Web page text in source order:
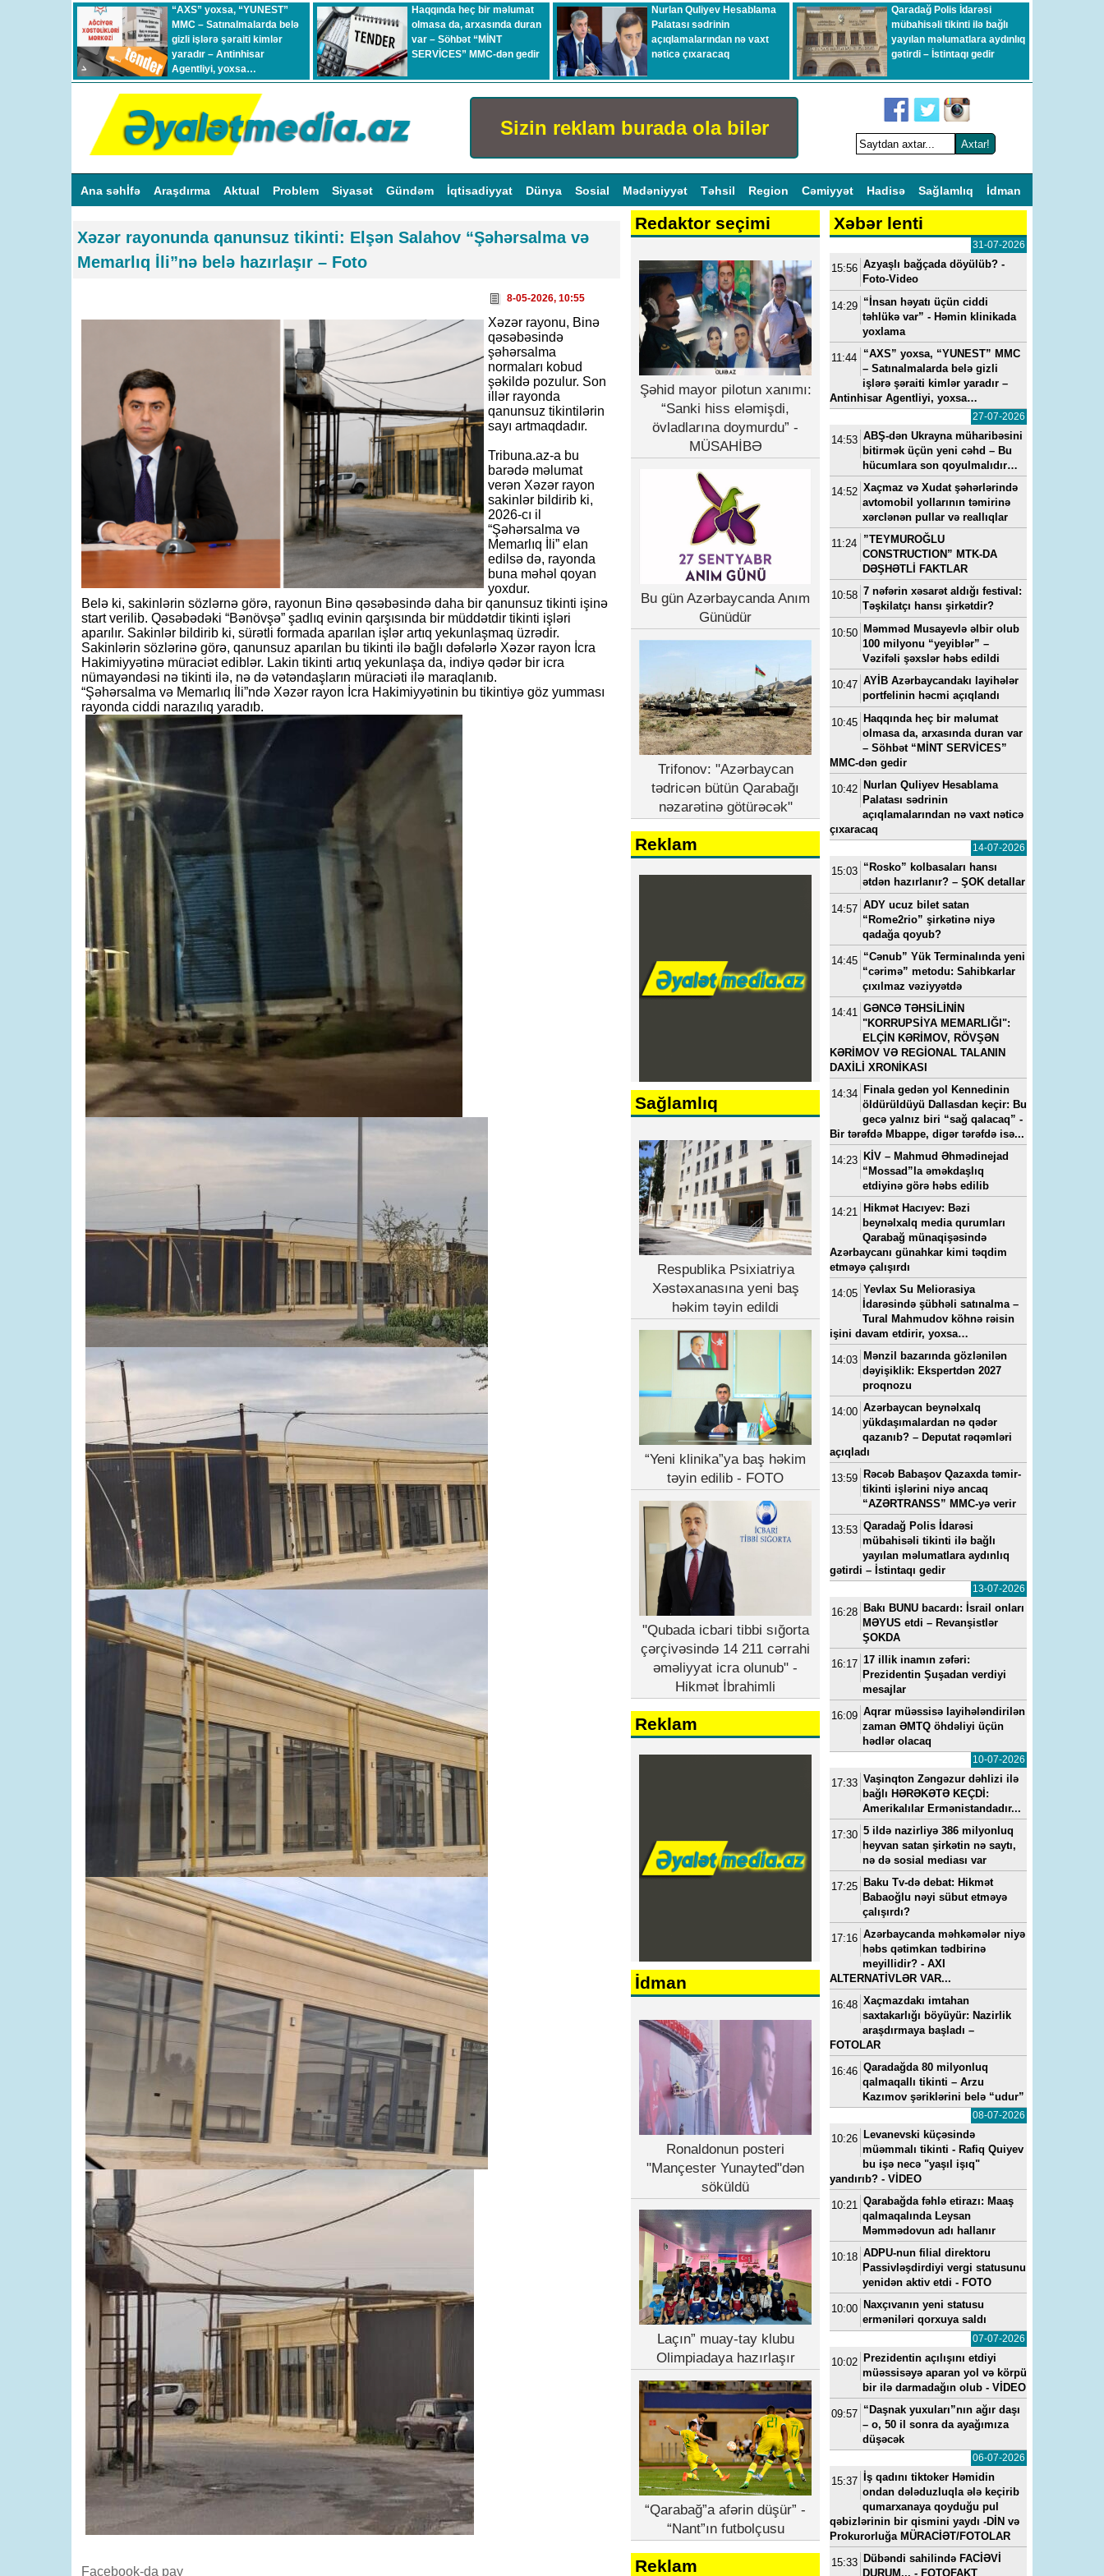
“AXS” yoxsa, “YUNEST”
MMC – Satınalmalarda belə
gizli işlərə şəraiti kimlər
yaradır – Antinhisar
Agentliyi, yoxsa…
Haqqında heç bir məlumat
olmasa da, arxasında duran
var – Söhbət “MİNT
SERVİCES” MMC-dən gedir
Nurlan Quliyev Hesablama
Palatası sədrinin
açıqlamalarından nə vaxt
nəticə çıxaracaq
Qaradağ Polis İdarəsi
mübahisəli tikinti ilə bağlı
yayılan məlumatlara aydınlıq
gətirdi – İstintaqı gedir
Sizin reklam burada ola bilər
Ana səhİfə Araşdırma Aktual Problem Siyasət Gündəm İqtisadiyyat Dünya Sosial Mədəniyyət Təhsil Region Cəmiyyət Hadisə Sağlamlıq İdman
Xəzər rayonunda qanunsuz tikinti: Elşən Salahov “Şəhərsalma və
Memarlıq İli”nə belə hazırlaşır – Foto
8-05-2026, 10:55
Xəzər rayonu, Binə
qəsəbəsində
şəhərsalma
normaları kobud
şəkildə pozulur. Son
illər rayonda
qanunsuz tikintilərin
sayı artmaqdadır.
Tribuna.az-a bu
barədə məlumat
verən Xəzər rayon
sakinlər bildirib ki,
2026-cı il
“Şəhərsalma və
Memarlıq İli” elan
edilsə də, rayonda
buna məhəl qoyan
yoxdur.
Belə ki, sakinlərin sözlərnə görə, rayonun Binə qəsəbəsində daha bir qanunsuz tikinti işinə
start verilib. Qəsəbədəki “Bənövşə” şadlıq evinin qarşısında bir müddətdir tikinti işləri
aparılır. Sakinlər bildirib ki, sürətli formada aparılan işlər artıq yekunlaşmaq üzrədir.
Sakinlərin sözlərinə görə, qanunsuz aparılan bu tikinti ilə bağlı dəfələrlə Xəzər rayon İcra
Hakimiyyətinə müraciət ediblər. Lakin tikinti artıq yekunlaşa da, indiyə qədər bir icra
nümayəndəsi nə tikinti ilə, nə də vətəndaşların müraciəti ilə maraqlanıb.
“Şəhərsalma və Memarlıq İli”ndə Xəzər rayon İcra Hakimiyyətinin bu tikintiyə göz yumması
rayonda ciddi narazılıq yaradıb.
Facebook-da pay
Redaktor seçimi
Şəhid mayor pilotun xanımı:
“Sanki hiss eləmişdi,
övladlarına doymurdu” -
MÜSAHİBƏ
Bu gün Azərbaycanda Anım
Günüdür
Trifonov: "Azərbaycan
tədricən bütün Qarabağı
nəzarətinə götürəcək"
Reklam
Sağlamlıq
Respublika Psixiatriya
Xəstəxanasına yeni baş
həkim təyin edildi
“Yeni klinika”ya baş həkim
təyin edilib - FOTO
"Qubada icbari tibbi sığorta
çərçivəsində 14 211 cərrahi
əməliyyat icra olunub" -
Hikmət İbrahimli
Reklam
İdman
Ronaldonun posteri
"Mançester Yunayted"dən
söküldü
Laçın” muay-tay klubu
Olimpiadaya hazırlaşır
“Qarabağ”a afərin düşür” -
“Nant”ın futbolçusu
Reklam
Xəbər lenti
31-07-2026
15:56 Azyaşlı bağçada döyülüb? -
Foto-Video
14:29 “İnsan həyatı üçün ciddi
təhlükə var” - Həmin klinikada
yoxlama
11:44 “AXS” yoxsa, “YUNEST” MMC
– Satınalmalarda belə gizli
işlərə şəraiti kimlər yaradır –
Antinhisar Agentliyi, yoxsa…
27-07-2026
14:53 ABŞ-dən Ukrayna müharibəsini
bitirmək üçün yeni cəhd – Bu
hücumlara son qoyulmalıdır…
14:52 Xaçmaz və Xudat şəhərlərində
avtomobil yollarının təmirinə
xərclənən pullar və reallıqlar
11:24 ”TEYMUROĞLU
CONSTRUCTION” MTK-DA
DƏŞHƏTLİ FAKTLAR
10:58 7 nəfərin xəsarət aldığı festival:
Təşkilatçı hansı şirkətdir?
10:50 Məmməd Musayevlə əlbir olub
100 milyonu “yeyiblər” –
Vəzifəli şəxslər həbs edildi
10:47 AYİB Azərbaycandakı layihələr
portfelinin həcmi açıqlandı
10:45 Haqqında heç bir məlumat
olmasa da, arxasında duran var
– Söhbət “MİNT SERVİCES”
MMC-dən gedir
10:42 Nurlan Quliyev Hesablama
Palatası sədrinin
açıqlamalarından nə vaxt nəticə
çıxaracaq
14-07-2026
15:03 “Rosko” kolbasaları hansı
ətdən hazırlanır? – ŞOK detallar
14:57 ADY ucuz bilet satan
“Rome2rio” şirkətinə niyə
qadağa qoyub?
14:45 “Cənub” Yük Terminalında yeni
“cərimə” metodu: Sahibkarlar
çıxılmaz vəziyyətdə
14:41 GƏNCƏ TƏHSİLİNİN
"KORRUPSİYA MEMARLIĞI":
ELÇİN KƏRİMOV, RÖVŞƏN
KƏRİMOV VƏ REGİONAL TALANIN
DAXİLİ XRONİKASI
14:34 Finala gedən yol Kennedinin
öldürüldüyü Dallasdan keçir: Bu
gecə yalnız biri “sağ qalacaq” -
Bir tərəfdə Mbappe, digər tərəfdə isə...
14:23 KİV – Mahmud Əhmədinejad
“Mossad”la əməkdaşlıq
etdiyinə görə həbs edilib
14:21 Hikmət Hacıyev: Bəzi
beynəlxalq media qurumları
Qarabağ münaqişəsində
Azərbaycanı günahkar kimi təqdim
etməyə çalışırdı
14:05 Yevlax Su Meliorasiya
İdarəsində şübhəli satınalma –
Tural Mahmudov köhnə rəisin
işini davam etdirir, yoxsa…
14:03 Mənzil bazarında gözlənilən
dəyişiklik: Ekspertdən 2027
proqnozu
14:00 Azərbaycan beynəlxalq
yükdaşımalardan nə qədər
qazanıb? – Deputat rəqəmləri
açıqladı
13:59 Rəcəb Babaşov Qazaxda təmir-
tikinti işlərini niyə ancaq
“AZƏRTRANSS” MMC-yə verir
13:53 Qaradağ Polis İdarəsi
mübahisəli tikinti ilə bağlı
yayılan məlumatlara aydınlıq
gətirdi – İstintaqı gedir
13-07-2026
16:28 Bakı BUNU bacardı: İsrail onları
MƏYUS etdi – Revanşistlər
ŞOKDA
16:17 17 illik inamın zəfəri:
Prezidentin Şuşadan verdiyi
mesajlar
16:09 Aqrar müəssisə layihələndirilən
zaman ƏMTQ öhdəliyi üçün
hədlər olacaq
10-07-2026
17:33 Vaşinqton Zəngəzur dəhlizi ilə
bağlı HƏRƏKƏTƏ KEÇDİ:
Amerikalılar Ermənistandadır...
17:30 5 ildə nazirliyə 386 milyonluq
heyvan satan şirkətin nə saytı,
nə də sosial mediası var
17:25 Baku Tv-də debat: Hikmət
Babaoğlu nəyi sübut etməyə
çalışırdı?
17:16 Azərbaycanda məhkəmələr niyə
həbs qətimkan tədbirinə
meyillidir? - AXI
ALTERNATİVLƏR VAR...
16:48 Xaçmazdakı imtahan
saxtakarlığı böyüyür: Nazirlik
araşdırmaya başladı –
FOTOLAR
16:46 Qaradağda 80 milyonluq
qalmaqallı tikinti – Arzu
Kazımov şəriklərini belə “udur”
08-07-2026
10:26 Levanevski küçəsində
müəmmalı tikinti - Rafiq Quiyev
bu işə necə "yaşıl işıq"
yandırıb? - VİDEO
10:21 Qarabağda fəhlə etirazı: Maaş
qalmaqalında Leysan
Məmmədovun adı hallanır
10:18 ADPU-nun filial direktoru
Passivləşdirdiyi vergi statusunu
yenidən aktiv etdi - FOTO
10:00 Naxçıvanın yeni statusu
erməniləri qorxuya saldı
07-07-2026
10:02 Prezidentin açılışını etdiyi
müəssisəyə aparan yol və körpü
bir ilə darmadağın olub - VİDEO
09:57 “Daşnak yuxuları”nın ağır daşı
– o, 50 il sonra da ayağımıza
düşəcək
06-07-2026
15:37
İş qadını tiktoker Həmidin
ondan dələduzluqla ələ keçirib
qumarxanaya qoyduğu pul
qəbizlərinin bir qismini yaydı -DİN və
Prokurorluğa MÜRACİƏT/FOTOLAR
15:33 Dübəndi sahilində FACİƏVİ
DURUM... - FOTOFAKT